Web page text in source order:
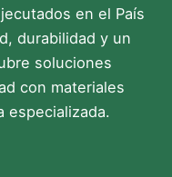
en el País
durabilidad y un
soluciones
con materiales
especializada.